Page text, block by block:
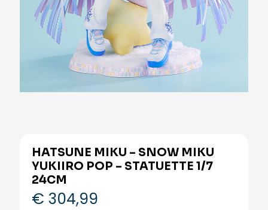
HATSUNE MIKU – SNOW MIKU
YUKIIRO POP – STATUETTE 1/7
24CM
€ 304,99